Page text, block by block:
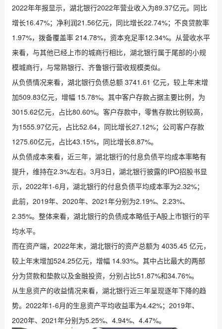
2022年年报显示，湖北银行2022年营业收入为89.37亿元。同比
增长16.47%；净利润21.56亿元，同比增长22.74%；不良贷款率
1.97%，拨备覆盖率 214.78%，资本充足率12.34%。从营收水平
来看，与其他已经上市的城商行相比，湖北银行属于尾部的小规
模城商行，与常熟银行、齐鲁银行营收规模类似。
从负债情况来看，湖北银行负债总额 3741.61 亿元，较上年末增
加509.83亿元，增幅 15.78%。其中客户存款占据主要比例，为
3015.62亿元，占比80.60%。客户存款中，零售存款比例较高，
为1555.97亿元，占比52.64，同比增长27.12%；公司客户存款
1275.60亿元，占比43.15%，同比增长8.87%。
从负债成本来看，近三年，湖北银行的付息负债平均成本率略有
提升，维持在2.3%左右。3月3日，湖北银行披露的IPO招股书显
示，2022年1-6月，湖北银行的付息负债平均成本率为2.32%；
此前，2019年、2020年、2021年分别为2.19%、2.23%、
2.35%。整体来看，湖北银行的负债成本略低于A股上市银行的平
均水平。
而在资产端，2022年末，湖北银行的资产总额为 4035.45 亿元，
较上年末增加524.25亿元，增幅 14.93%。其中占比最大的两部
分为贷款和垫款以及金融投资，分别占比51.87%和34.76%。
从生息资产的收益情况来看，湖北银行近三年呈现逐年下降的趋
势。2022年1-6月的生息资产平均收益率为4.42%；2019年、
2020年、2021年分别为5.25%、4.94%、4.47%。